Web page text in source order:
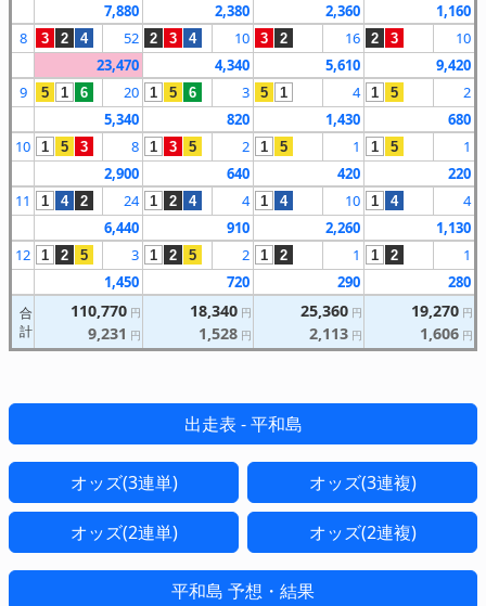
7,880
2,380 2,360
1,160
8
3 2 4 52 2 3 4 10 3 2 16 2 3
10
23,470
4,340 5,610
9,420
9
5 1 6 20 1 5 6 3 5 1 4 1 5
2
5,340
820 1,430
680
10
1 5 3 8 1 3 5 2 1 5 1 1 5
1
2,900
640 420
220
11
1 4 2 24 1 2 4 4 1 4 10 1 4
4
6,440
910 2,260
1,130
12
1 2 5 3 1 2 5 2 1 2 1 1 2
1
1,450
720 290 280
合
計
110,770 円
9,231 円
18,340 円
1,528 円
25,360 円
2,113 円
19,270 円
1,606 円
出走表 - 平和島
オッズ(3連単) オッズ(3連複)
オッズ(2連単) オッズ(2連複)
平和島 予想・結果